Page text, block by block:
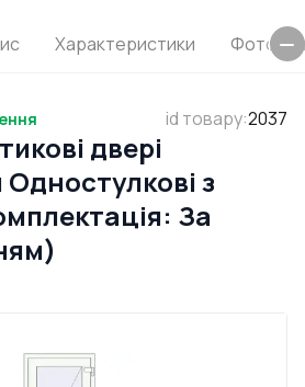
Характеристики Фото та
id товару:2037
двері
з
За